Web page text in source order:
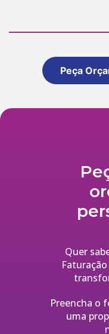
Peça
Quer
Preencha o
uma